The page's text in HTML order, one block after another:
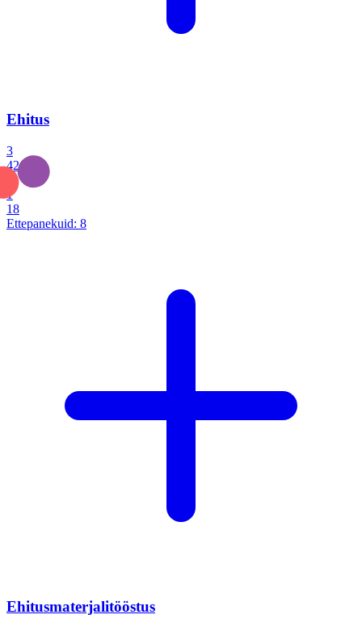
Ehitus
3
42
1
18
Ettepanekuid: 8
Ehitusmaterjalitööstus